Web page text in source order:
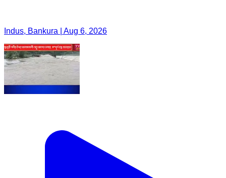
Indus, Bankura | Aug 6, 2026